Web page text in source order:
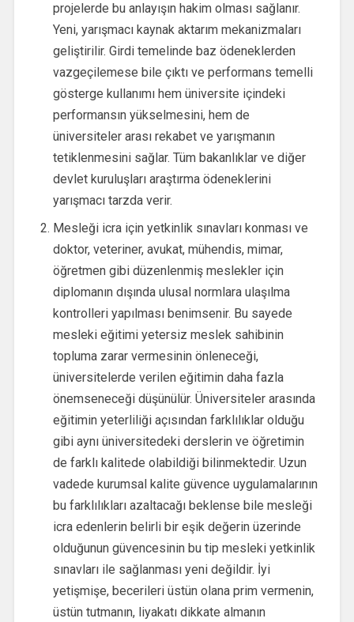
projelerde bu anlayışın hakim olması sağlanır.
Yeni, yarışmacı kaynak aktarım mekanizmaları
geliştirilir. Girdi temelinde baz ödeneklerden
vazgeçilemese bile çıktı ve performans temelli
gösterge kullanımı hem üniversite içindeki
performansın yükselmesini, hem de
üniversiteler arası rekabet ve yarışmanın
tetiklenmesini sağlar. Tüm bakanlıklar ve diğer
devlet kuruluşları araştırma ödeneklerini
yarışmacı tarzda verir.
Mesleği icra için yetkinlik sınavları konması ve
doktor, veteriner, avukat, mühendis, mimar,
öğretmen gibi düzenlenmiş meslekler için
diplomanın dışında ulusal normlara ulaşılma
kontrolleri yapılması benimsenir. Bu sayede
mesleki eğitimi yetersiz meslek sahibinin
topluma zarar vermesinin önleneceği,
üniversitelerde verilen eğitimin daha fazla
önemseneceği düşünülür. Üniversiteler arasında
eğitimin yeterliliği açısından farklılıklar olduğu
gibi aynı üniversitedeki derslerin ve öğretimin
de farklı kalitede olabildiği bilinmektedir. Uzun
vadede kurumsal kalite güvence uygulamalarının
bu farklılıkları azaltacağı beklense bile mesleği
icra edenlerin belirli bir eşik değerin üzerinde
olduğunun güvencesinin bu tip mesleki yetkinlik
sınavları ile sağlanması yeni değildir. İyi
yetişmişe, becerileri üstün olana prim vermenin,
üstün tutmanın, liyakatı dikkate almanın